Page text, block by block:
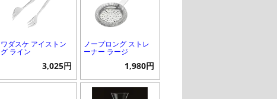
ワダスケ アイストン
グ ライン
3,025円
ノープロング ストレ
ーナー ラージ
1,980円